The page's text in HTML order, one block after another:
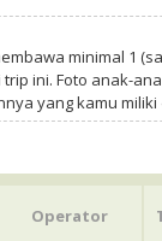
minimal 1
ini. Foto anak-
yang kamu
Operator